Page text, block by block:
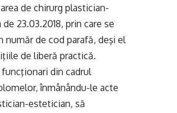
de chirurg plastician-
23.03.2018, prin care se
de cod parafă, deşi el
de liberă practică.
din cadrul
înmânându-le acte
estetician, să